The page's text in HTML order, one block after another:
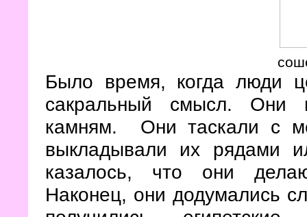
Было время, когда люди
сакральный смысл. Они
камням. Они таскали с
выкладывали их рядами
казалось, что они
Наконец, они додумались